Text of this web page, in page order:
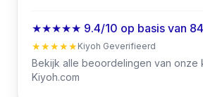
★★★★★ 9.4/10 op basis van
★★★★★Kiyoh Geverifieerd
Bekijk alle beoordelingen van onze
Kiyoh.com